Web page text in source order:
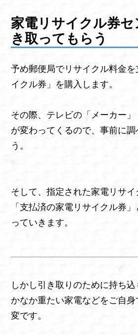
家電リサイクル券セ
き取ってもらう
予め郵便局でリサイクル料金
イクル券」を購入します。
その際、テレビの「メーカー
が変わってくるので、事前に調
う。
そして、指定された家電リサ
「支払済の家電リサイクル券
っていきます。
しかし引き取りのために持ち
かなか重たい家電などをご自
変です。